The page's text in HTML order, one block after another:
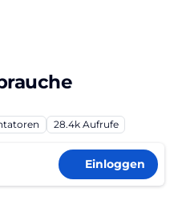
28.4k Aufrufe
Einloggen